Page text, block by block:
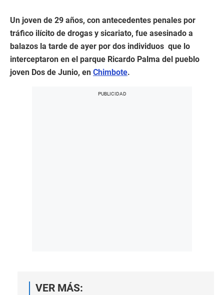
Un joven de 29 años, con antecedentes penales por
tráfico ilícito de drogas y sicariato, fue asesinado a
balazos la tarde de ayer por dos individuos que lo
interceptaron en el parque Ricardo Palma del pueblo
joven Dos de Junio, en Chimbote.
VER MÁS: